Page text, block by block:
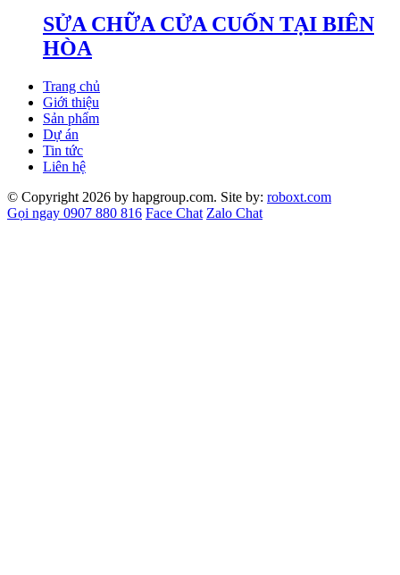
SỬA CHỮA CỬA CUỐN TẠI BIÊN
HÒA
Trang chủ
Giới thiệu
Sản phẩm
Dự án
Tin tức
Liên hệ
© Copyright 2026 by hapgroup.com. Site by: roboxt.com
Gọi ngay 0907 880 816 Face Chat Zalo Chat